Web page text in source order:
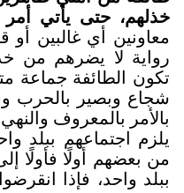
خذلهم، حتى يأتي
معاونين أي غالبين أو
رواية لا يضرهم من
تكون الطائفة جماعة
شجاع وبصير بالحرب
بالأمر بالمعروف
يلزم اجتماعهم ببلد
من بعضهم أولًا فأولًا
ببلد واحد، فإذا